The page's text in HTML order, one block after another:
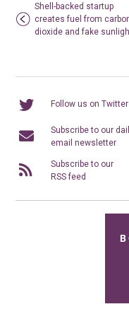
Shell-backed startup
creates fuel from
dioxide and fake
Follow us on Twitter
Subscribe to our
email newsletter
Subscribe to our
RSS feed